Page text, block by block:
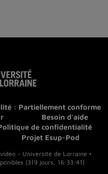
: Partiellement conforme
Besoin d'aide
de confidentialité
Projet Esup-Pod
- Université de Lorraine •
(319 jours, 16:33:41)